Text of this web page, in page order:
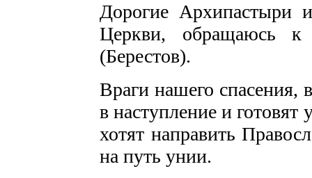
Дорогие Архипастыри
Церкви, обращаюсь
(Берестов).
Враги нашего
в наступление и
хотят направить
на путь унии.